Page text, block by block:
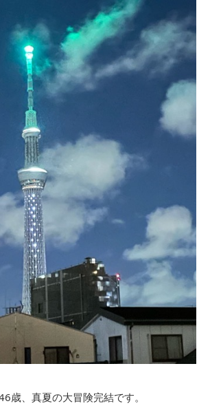
歳、真夏の大冒険完結です。